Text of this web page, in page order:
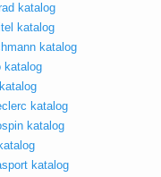
katalog
katalog
katalog
katalog
katalog
katalog
katalog